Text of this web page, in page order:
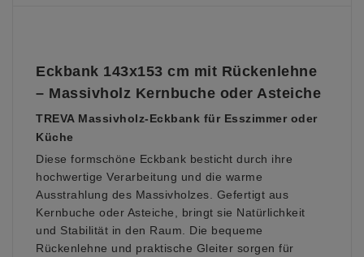
Eckbank 143x153 cm mit Rückenlehne
– Massivholz Kernbuche oder Asteiche
TREVA Massivholz-Eckbank für Esszimmer oder
Küche
Diese formschöne Eckbank besticht durch ihre
hochwertige Verarbeitung und die warme
Ausstrahlung des Massivholzes. Gefertigt aus
Kernbuche oder Asteiche, bringt sie Natürlichkeit
und Stabilität in den Raum. Die bequeme
Rückenlehne und praktische Gleiter sorgen für